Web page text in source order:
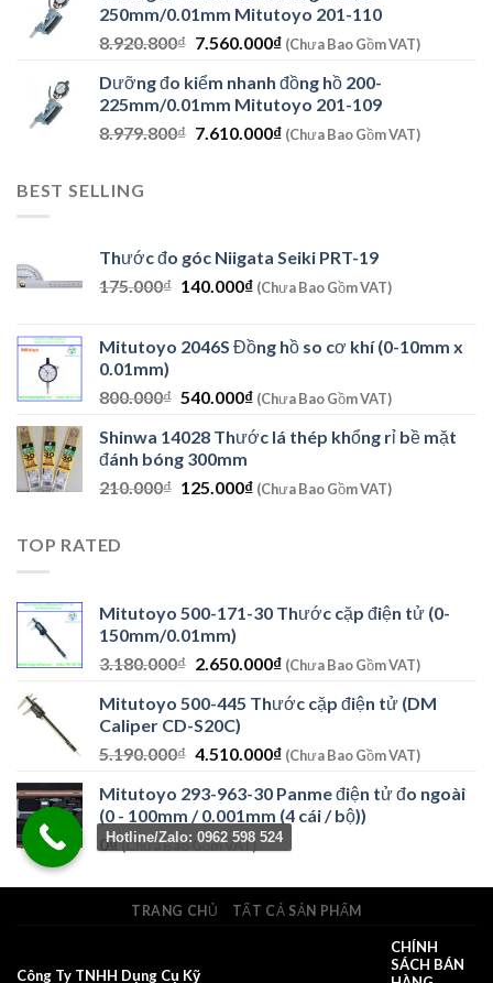
11.717.400₫.
là:
9.930.000₫.
250mm/0.01mm Mitutoyo 201-110
8.920.800₫ Giá
là:
8.920.800₫.
7.560.000₫Giá
tại
là:
7.560.000₫.
(Chưa Bao Gồm VAT)
Dưỡng đo kiểm nhanh đồng hồ 200-
225mm/0.01mm Mitutoyo 201-109
8.979.800₫ Giá
7.610.000₫Giá
(Chưa Bao Gồm VAT)
BEST SELLING
Thước đo góc Niigata Seiki PRT-19
175.000₫ Giá
175.000₫.
140.000₫Giá
là:
(Chưa Bao Gồm VAT)
Mitutoyo 2046S Đồng hồ so cơ khí (0-10mm x
0.01mm)
800.000₫ Giá
là:
800.000₫.
540.000₫Giá
tại
540.000₫.
(Chưa Bao Gồm VAT)
Shinwa 14028 Thước lá thép khổng rỉ bề mặt
đánh bóng 300mm
210.000₫ Giá
125.000₫Giá
(Chưa Bao Gồm VAT)
TOP RATED
Mitutoyo 500-171-30 Thước cặp điện tử (0-
150mm/0.01mm)
3.180.000₫ Giá
là:
3.180.000₫.
2.650.000₫Giá
tại
2.650.000₫.
(Chưa Bao Gồm VAT)
Mitutoyo 500-445 Thước cặp điện tử (DM
Caliper CD-S20C)
5.190.000₫ Giá
là:
5.190.000₫.
4.510.000₫Giá
tại
là:
4.510.000₫.
(Chưa Bao Gồm VAT)
Mitutoyo 293-963-30 Panme điện tử đo ngoài
(0 - 100mm / 0.001mm (4 cái / bộ))
0₫(Chưa Bao Gồm VAT)
TRANG CHỦ TẤT CẢ SẢN PHẨM
Công Ty TNHH Dụng Cụ Kỹ
CHÍNH
SÁCH BÁN
Hotline/Zalo: 0962 598 524